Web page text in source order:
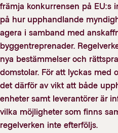
främja konkurrensen på EU:s
på hur upphandlande
agera i samband med
byggentreprenader.
nya bestämmelser och
domstolar. För att lyckas med
det därför av vikt att både
enheter samt leverantörer är
vilka möjligheter som finns
regelverken inte efterföljs.